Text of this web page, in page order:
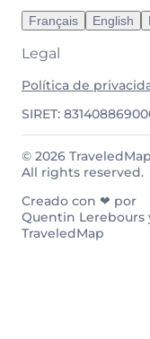
Français English
Legal
Política de
SIRET:
© 2026
All rights reserved.
Creado con ❤ por
Quentin Lerebours
TraveledMap